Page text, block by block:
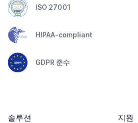
ISO 27001
HIPAA-compliant
GDPR 준수
솔루션
지원